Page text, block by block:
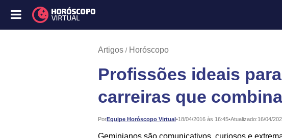
Artigos Horóscopo
Profissões ideais
carreiras que
PorEquipe Horóscopo Virtual•
Publicado: 18/04/2016 às 16:45•Atualizado:16/04/
Geminianos são comunicativos, curiosos e